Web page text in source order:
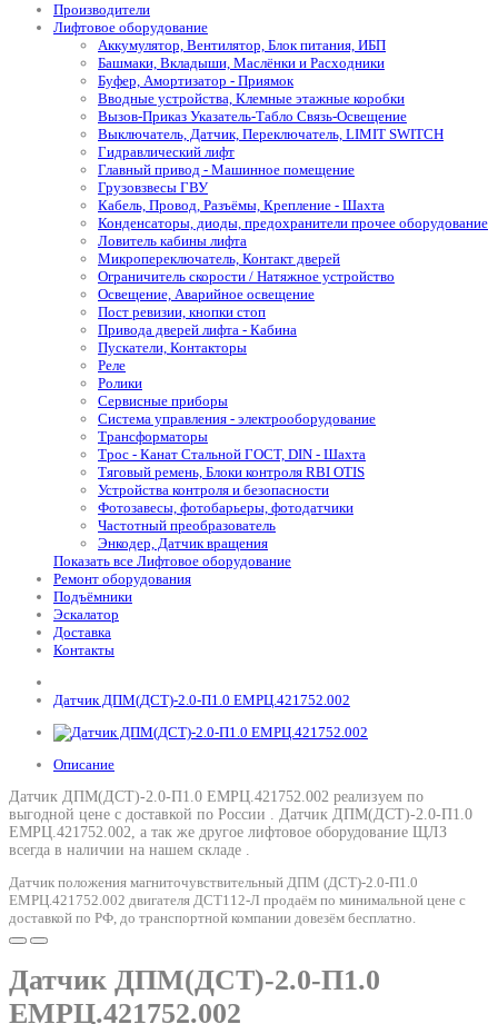
Производители
Лифтовое оборудование
Аккумулятор, Вентилятор, Блок питания, ИБП
Башмаки, Вкладыши, Маслёнки и Расходники
Буфер, Амортизатор - Приямок
Вводные устройства, Клемные этажные коробки
Вызов-Приказ Указатель-Табло Связь-Освещение
Выключатель, Датчик, Переключатель, LIMIT SWITCH
Гидравлический лифт
Главный привод - Машинное помещение
Грузовзвесы ГВУ
Кабель, Провод, Разъёмы, Крепление - Шахта
Конденсаторы, диоды, предохранители прочее оборудование
Ловитель кабины лифта
Микропереключатель, Контакт дверей
Ограничитель скорости / Натяжное устройство
Освещение, Аварийное освещение
Пост ревизии, кнопки стоп
Привода дверей лифта - Кабина
Пускатели, Контакторы
Реле
Ролики
Сервисные приборы
Система управления - электрооборудование
Трансформаторы
Трос - Канат Стальной ГОСТ, DIN - Шахта
Тяговый ремень, Блоки контроля RBI OTIS
Устройства контроля и безопасности
Фотозавесы, фотобарьеры, фотодатчики
Частотный преобразователь
Энкодер, Датчик вращения
Показать все Лифтовое оборудование
Ремонт оборудования
Подъёмники
Эскалатор
Доставка
Контакты
Датчик ДПМ(ДСТ)-2.0-П1.0 ЕМРЦ.421752.002
Описание
Датчик ДПМ(ДСТ)-2.0-П1.0 ЕМРЦ.421752.002 реализуем по
выгодной цене с доставкой по России . Датчик ДПМ(ДСТ)-2.0-П1.0
ЕМРЦ.421752.002, а так же другое лифтовое оборудование ЩЛЗ
всегда в наличии на нашем складе .
Датчик положения магниточувствительный ДПМ (ДСТ)-2.0-П1.0
ЕМРЦ.421752.002 двигателя ДСТ112-Л продаём по минимальной цене с
доставкой по РФ, до транспортной компании довезём бесплатно.
Датчик ДПМ(ДСТ)-2.0-П1.0
ЕМРЦ.421752.002